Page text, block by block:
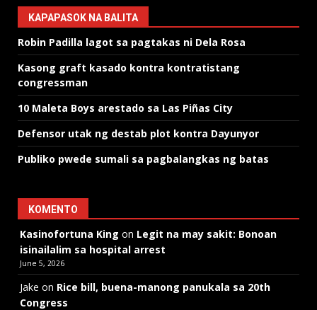
KAPAPASOK NA BALITA
Robin Padilla lagot sa pagtakas ni Dela Rosa
Kasong graft kasado kontra kontratistang
congressman
10 Maleta Boys arestado sa Las Piñas City
Defensor utak ng destab plot kontra Dayunyor
Publiko pwede sumali sa pagbalangkas ng batas
KOMENTO
Kasinofortuna King on Legit na may sakit: Bonoan
isinailalim sa hospital arrest
June 5, 2026
Jake on Rice bill, buena-manong panukala sa 20th
Congress